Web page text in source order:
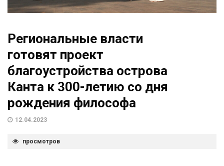
Региональные власти
готовят проект
благоустройства острова
Канта к 300-летию со дня
рождения философа
12.04.2023
просмотров